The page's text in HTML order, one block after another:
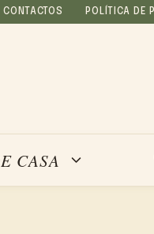
CONTACTOS POLÍTICA DE
CASA